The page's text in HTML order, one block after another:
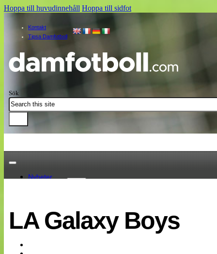
Hoppa till huvudinnehåll Hoppa till sidfot
Kontakt
Tipsa Damfotboll
Sök
Nyheter
Landslaget
EM 2013
Internationellt
LA Galaxy Boys